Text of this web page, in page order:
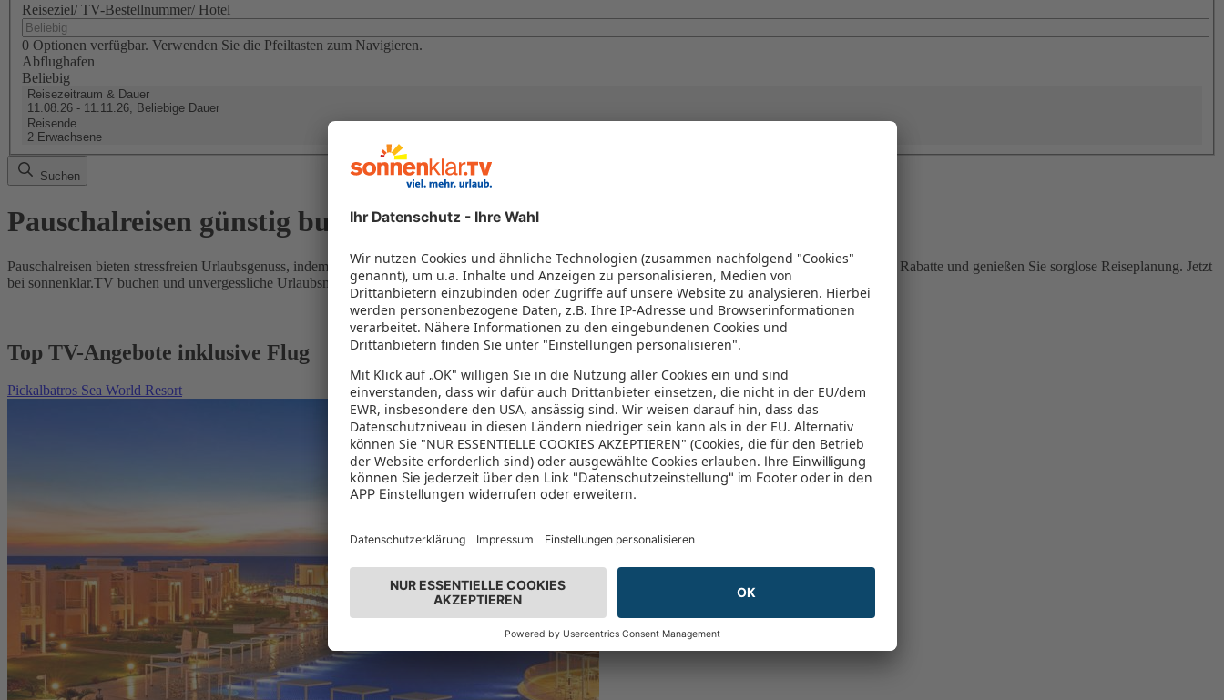
Reiseziel/ TV-Bestellnummer/ Hotel
0 Optionen verfügbar. Verwenden Sie die Pfeiltasten zum Navigieren.
Abflughafen
Beliebig
Reisezeitraum & Dauer
11.08.26 - 11.11.26, Beliebige Dauer
Reisende
2 Erwachsene
Suchen
Pauschalreisen günstig buchen
Pauschalreisen bieten stressfreien Urlaubsgenuss, indem Flug und Hotel in einem Paket kombiniert werden – das spart Zeit und Geld. Nutzen Sie attraktive Rabatte und genießen Sie sorglose Reiseplanung. Jetzt
bei sonnenklar.TV buchen und unvergessliche Urlaubsmomente erleben!
Top TV-Angebote inklusive Flug
Pickalbatros Sea World Resort